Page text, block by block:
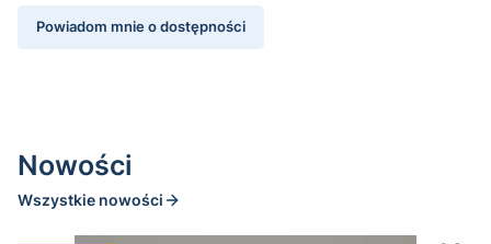
Powiadom mnie o dostępności
Nowości
Wszystkie nowości